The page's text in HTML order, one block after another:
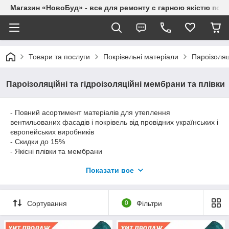
Магазин «НовоБуд» - все для ремонту с гарною якістю по
Товари та послуги Покрівельні матеріали
Пароізоляційні та гідроізоляційні мембрани та плівки
- Повний асортимент матеріалів для утеплення
вентильованих фасадів і покрівель від провідних українських і
європейських виробників
- Скидки до 15%
- Якісні плівки та мембрани
- Доставка За Харковом Від 200 грн
- Будь-який Тип Оплати
- Безплатна консультація за підбиранням матеріалу та
прорахунком вартості
Пароізоляційна мембрана — нетканий двошаровий матеріал,
Показати все
Сортування 0 Фільтри